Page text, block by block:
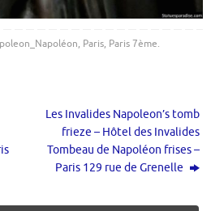
, Paris, Paris 7ème.
Les Invalides Napoleon’s tomb
frieze – Hôtel des Invalides
Tombeau de Napoléon frises –
Paris 129 rue de Grenelle